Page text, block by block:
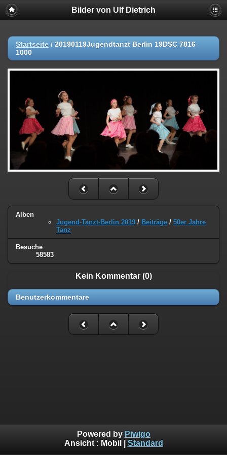
Bilder von Ulf Dietrich
Startseite / 20190119Jugendtanzt Berlin 19DSC 7816
1000
Alben
Jugend-Tanzt-Berlin 2019 / Beiträge / 50er Jahre
Tanz
Besuche
58583
Kein Kommentar (0)
Benutzerkommentare
Powered by Piwigo
Ansicht : Mobil Standard